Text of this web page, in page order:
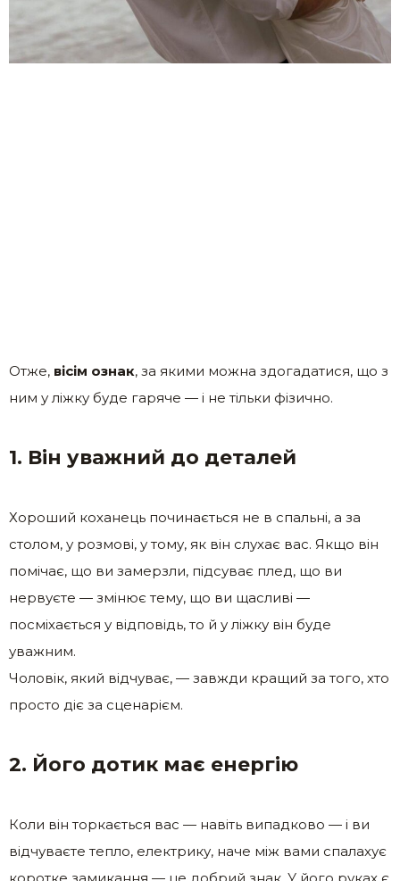
Отже, вісім ознак, за якими можна здогадатися, що з
ним у ліжку буде гаряче — і не тільки фізично.
1. Він уважний до деталей
Хороший коханець починається не в спальні, а за
столом, у розмові, у тому, як він слухає вас. Якщо він
помічає, що ви замерзли, підсуває плед, що ви
нервуєте — змінює тему, що ви щасливі —
посміхається у відповідь, то й у ліжку він буде
уважним.
Чоловік, який відчуває, — завжди кращий за того, хто
просто діє за сценарієм.
2. Його дотик має енергію
Коли він торкається вас — навіть випадково — і ви
відчуваєте тепло, електрику, наче між вами спалахує